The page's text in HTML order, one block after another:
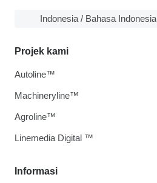
Indonesia / Bahasa Indonesia
Informasi
Projek kami
Autoline™
Machineryline™
Agroline™
Linemedia Digital ™